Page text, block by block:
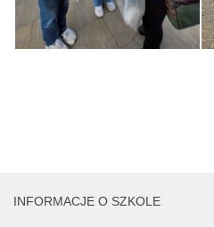
INFORMACJE O SZKOLE